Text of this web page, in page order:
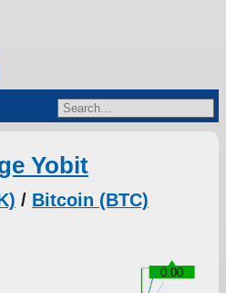
Yobit
/ Bitcoin (BTC)
0.00